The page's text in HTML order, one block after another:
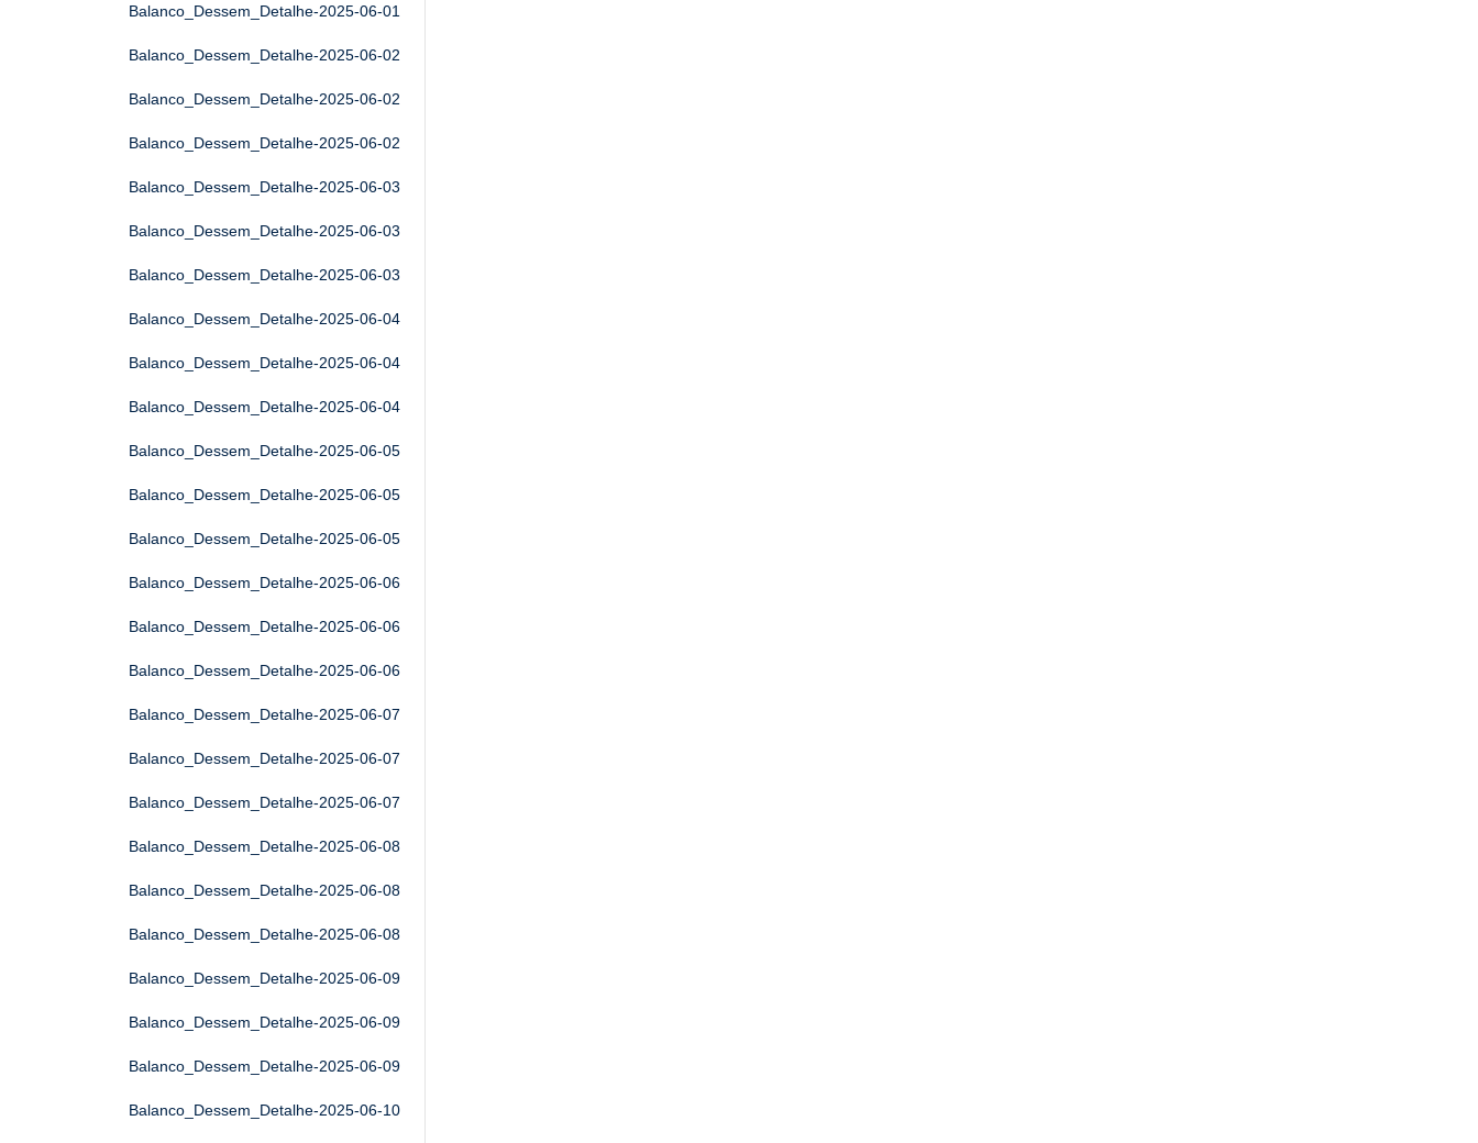
Balanco_Dessem_Detalhe-2025-06-01
Balanco_Dessem_Detalhe-2025-06-02
Balanco_Dessem_Detalhe-2025-06-02
Balanco_Dessem_Detalhe-2025-06-02
Balanco_Dessem_Detalhe-2025-06-03
Balanco_Dessem_Detalhe-2025-06-03
Balanco_Dessem_Detalhe-2025-06-03
Balanco_Dessem_Detalhe-2025-06-04
Balanco_Dessem_Detalhe-2025-06-04
Balanco_Dessem_Detalhe-2025-06-04
Balanco_Dessem_Detalhe-2025-06-05
Balanco_Dessem_Detalhe-2025-06-05
Balanco_Dessem_Detalhe-2025-06-05
Balanco_Dessem_Detalhe-2025-06-06
Balanco_Dessem_Detalhe-2025-06-06
Balanco_Dessem_Detalhe-2025-06-06
Balanco_Dessem_Detalhe-2025-06-07
Balanco_Dessem_Detalhe-2025-06-07
Balanco_Dessem_Detalhe-2025-06-07
Balanco_Dessem_Detalhe-2025-06-08
Balanco_Dessem_Detalhe-2025-06-08
Balanco_Dessem_Detalhe-2025-06-08
Balanco_Dessem_Detalhe-2025-06-09
Balanco_Dessem_Detalhe-2025-06-09
Balanco_Dessem_Detalhe-2025-06-09
Balanco_Dessem_Detalhe-2025-06-10